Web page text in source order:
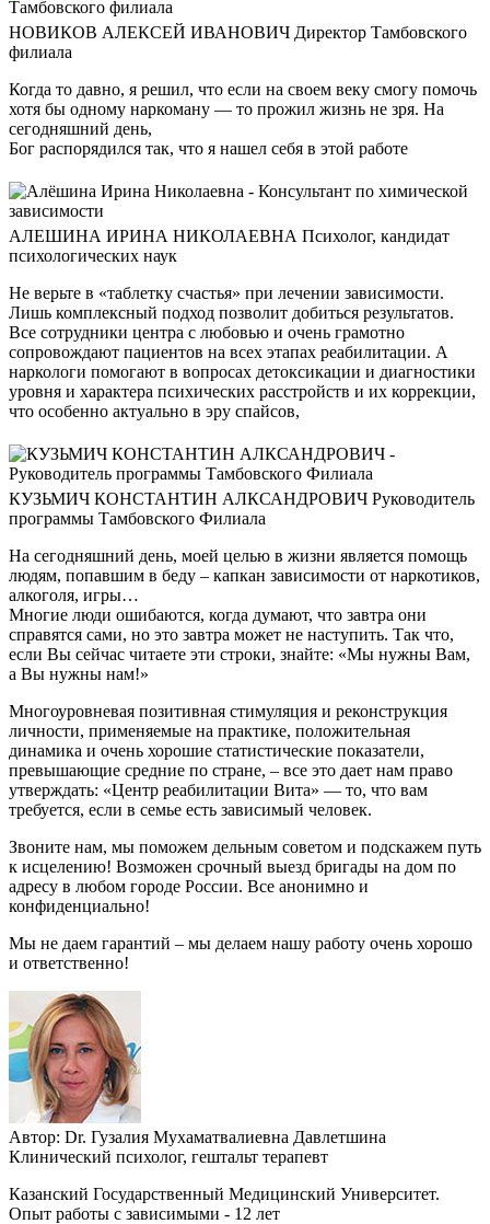
НОВИКОВ АЛЕКСЕЙ ИВАНОВИЧ Директор Тамбовского
филиала
Когда то давно, я решил, что если на своем веку смогу помочь
хотя бы одному наркоману — то прожил жизнь не зря. На
сегодняшний день,
Бог распорядился так, что я нашел себя в этой работе
АЛЕШИНА ИРИНА НИКОЛАЕВНА Психолог, кандидат
психологических наук
Не верьте в «таблетку счастья» при лечении зависимости.
Лишь комплексный подход позволит добиться результатов.
Все сотрудники центра с любовью и очень грамотно
сопровождают пациентов на всех этапах реабилитации. А
наркологи помогают в вопросах детоксикации и диагностики
уровня и характера психических расстройств и их коррекции,
что особенно актуально в эру спайсов,
КУЗЬМИЧ КОНСТАНТИН АЛКСАНДРОВИЧ Руководитель
программы Тамбовского Филиала
На сегодняшний день, моей целью в жизни является помощь
людям, попавшим в беду – капкан зависимости от наркотиков,
алкоголя, игры…
Многие люди ошибаются, когда думают, что завтра они
справятся сами, но это завтра может не наступить. Так что,
если Вы сейчас читаете эти строки, знайте: «Мы нужны Вам,
а Вы нужны нам!»
Многоуровневая позитивная стимуляция и реконструкция
личности, применяемые на практике, положительная
динамика и очень хорошие статистические показатели,
превышающие средние по стране, – все это дает нам право
утверждать: «Центр реабилитации Вита» — то, что вам
требуется, если в семье есть зависимый человек.
Звоните нам, мы поможем дельным советом и подскажем путь
к исцелению! Возможен срочный выезд бригады на дом по
адресу в любом городе России. Все анонимно и
конфиденциально!
Мы не даем гарантий – мы делаем нашу работу очень хорошо
и ответственно!
Автор: Dr. Гузалия Мухаматвалиевна Давлетшина
Клинический психолог, гештальт терапевт
Казанский Государственный Медицинский Университет.
Опыт работы с зависимыми - 12 лет